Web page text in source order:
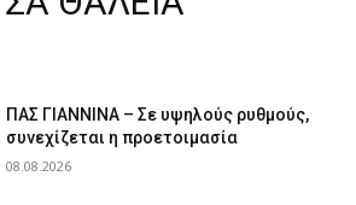
ΠΑΣ ΓΙΑΝΝΙΝΑ – Σε υψηλούς ρυθμούς,
συνεχίζεται η προετοιμασία
08.08.2026